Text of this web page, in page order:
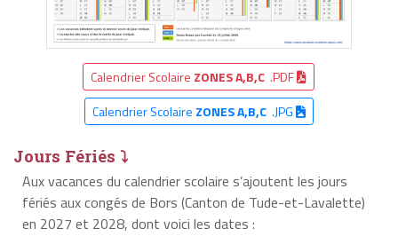
Calendrier Scolaire ZONES A,B,C .PDF
Calendrier Scolaire ZONES A,B,C.JPG
Jours Fériés ⤵
Aux vacances du calendrier scolaire s’ajoutent les jours
fériés aux congés de Bors (Canton de Tude-et-Lavalette)
en 2027 et 2028, dont voici les dates :